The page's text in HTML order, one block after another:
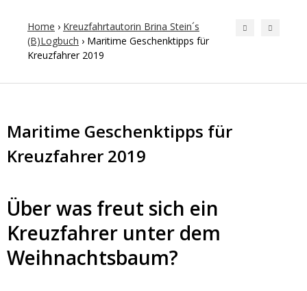
Home › Kreuzfahrtautorin Brina Stein´s
(B)Logbuch › Maritime Geschenktipps für
Kreuzfahrer 2019
Maritime Geschenktipps für
Kreuzfahrer 2019
Über was freut sich ein
Kreuzfahrer unter dem
Weihnachtsbaum?